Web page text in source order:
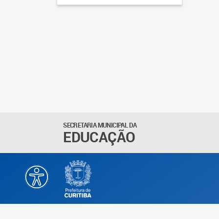
SECRETARIA MUNICIPAL DA
EDUCAÇÃO